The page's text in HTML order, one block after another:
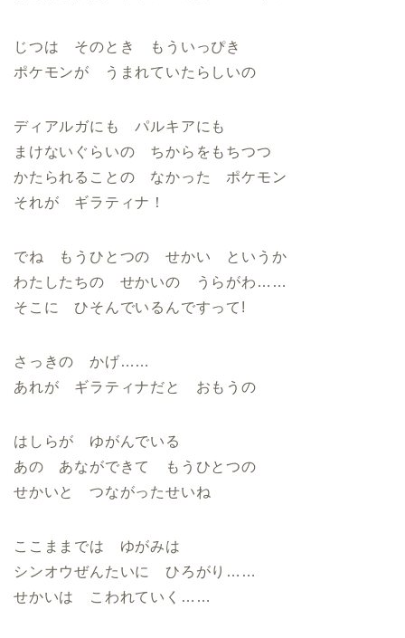
じつは そのとき もういっぴき
ポケモンが うまれていたらしいの
ディアルガにも パルキアにも
まけないぐらいの ちからをもちつつ
かたられることの なかった ポケモン
それが ギラティナ！
でね もうひとつの せかい というか
わたしたちの せかいの うらがわ……
そこに ひそんでいるんですって!
さっきの かげ……
あれが ギラティナだと おもうの
はしらが ゆがんでいる
あの あなができて もうひとつの
せかいと つながったせいね
ここままでは ゆがみは
シンオウぜんたいに ひろがり……
せかいは こわれていく……